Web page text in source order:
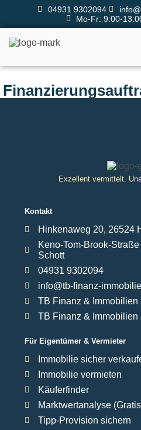
04931 9302094
Mo-Fr: 9:00-
Exzellent vermittelt.
Kontakt
Hinkenaweg 20, 26524
Keno-Tom-Brook-
Schott
04931 9302094
info@tb-finanz-
TB Finanz & Immobilien
TB Finanz & Immobilien
Für Eigentümer & Vermieter
Immobilie sicher
Immobilie vermieten
Käuferfinder
Marktwertanalyse
Tipp-Provision sichern